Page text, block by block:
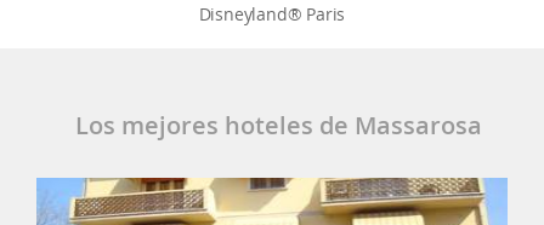
Disneyland® Paris
Los mejores hoteles de Massarosa